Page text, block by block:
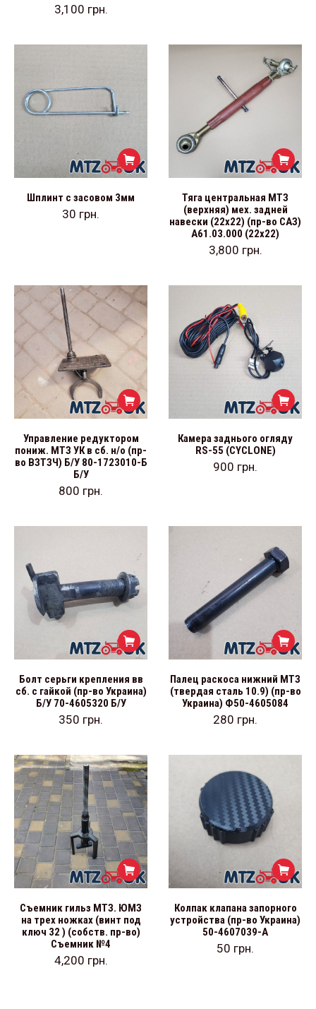
3,100 грн.
Шплинт с засовом 3мм
30 грн.
Тяга центральная МТЗ
(верхняя) мех. задней
навески (22х22) (пр-во САЗ)
А61.03.000 (22х22)
3,800 грн.
Управление редуктором
пониж. МТЗ УК в сб. н/о (пр-
во ВЗТЗЧ) Б/У 80-1723010-Б
Б/У
800 грн.
Камера заднього огляду
RS-55 (CYCLONE)
900 грн.
Болт серьги крепления вв
сб. с гайкой (пр-во Украина)
Б/У 70-4605320 Б/У
350 грн.
Палец раскоса нижний МТЗ
(твердая сталь 10.9) (пр-во
Украина) Ф50-4605084
280 грн.
Съемник гильз МТЗ. ЮМЗ
на трех ножках (винт под
ключ 32 ) (собств. пр-во)
Съемник №4
4,200 грн.
Колпак клапана запорного
устройства (пр-во Украина)
50-4607039-А
50 грн.